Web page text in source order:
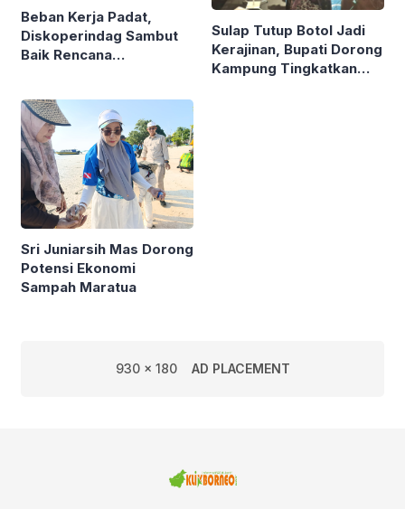
Beban Kerja Padat,
Diskoperindag Sambut
Baik Rencana
Sulap Tutup Botol Jadi
Kerajinan, Bupati Dorong
Kampung Tingkatkan
Sri Juniarsih Mas Dorong
Potensi Ekonomi
Sampah Maratua
930 x 180 AD PLACEMENT